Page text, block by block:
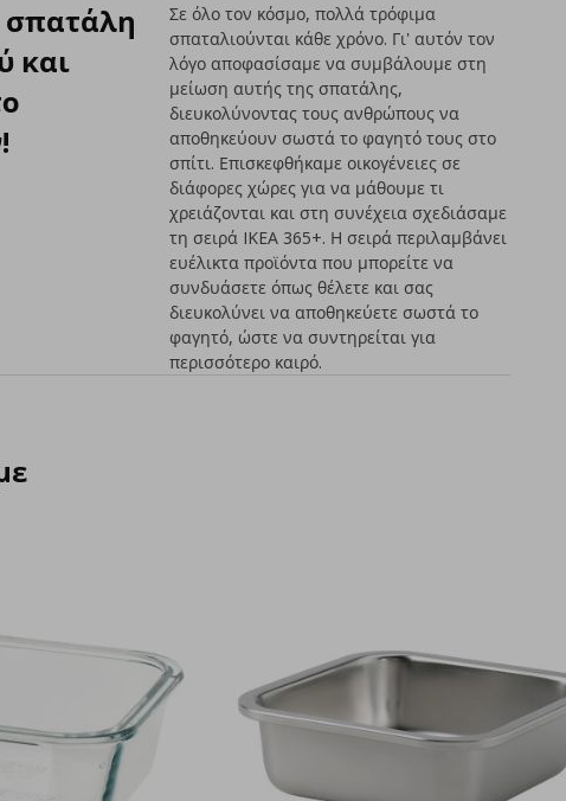
και
Σε όλο τον κόσμο, πολλά τρόφιμα
σπαταλιούνται κάθε χρόνο. Γι' αυτόν τον
λόγο αποφασίσαμε να συμβάλουμε στη
μείωση αυτής της σπατάλης,
διευκολύνοντας τους ανθρώπους να
αποθηκεύουν σωστά το φαγητό τους στο
σπίτι. Επισκεφθήκαμε οικογένειες σε
διάφορες χώρες για να μάθουμε τι
χρειάζονται και στη συνέχεια σχεδιάσαμε
τη σειρά IKEA 365+. Η σειρά περιλαμβάνει
ευέλικτα προϊόντα που μπορείτε να
συνδυάσετε όπως θέλετε και σας
διευκολύνει να αποθηκεύετε σωστά το
φαγητό, ώστε να συντηρείται για
περισσότερο καιρό.